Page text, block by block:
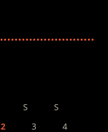
S
S
2 3
4